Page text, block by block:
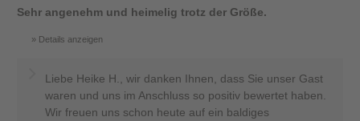
Sehr angenehm und heimelig trotz der Größe.
Details anzeigen
Liebe Heike H., wir danken Ihnen, dass Sie unser Gast
waren und uns im Anschluss so positiv bewertet haben.
Wir freuen uns schon heute auf ein baldiges